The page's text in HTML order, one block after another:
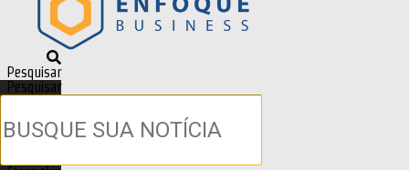
Pesquisar
Pesquisar